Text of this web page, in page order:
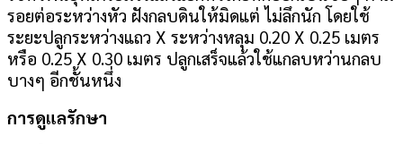
รอยต่อระหว่างหัว ฝังกลบดินให้มิดแต่ ไม่ลึกนัก โดยใช้
ระยะปลูกระหว่างแถว X ระหว่างหลุม 0.20 X 0.25 เมตร
หรือ 0.25 X 0.30 เมตร ปลูกเสร็จแล้วใช้แกลบหว่านกลบ
บางๆ อีกชั้นหนึ่ง
การดูแลรักษา